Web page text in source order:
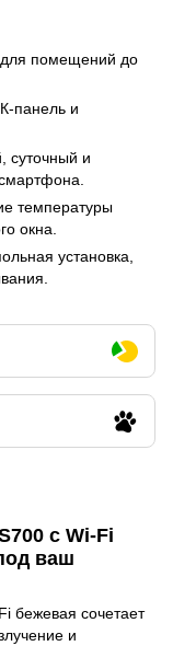
помещений до
панель и
суточный и
температуры
окна.
установка,
с Wi-Fi
ваш
бежевая сочетает
и